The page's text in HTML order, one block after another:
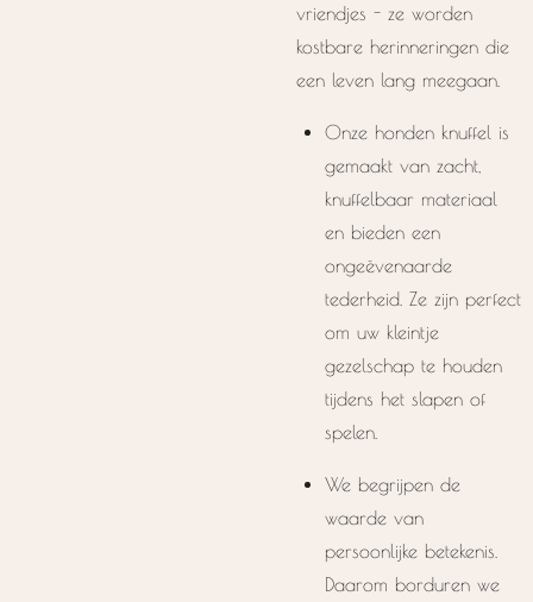
vriendjes - ze worden
kostbare herinneringen die
een leven lang meegaan.
Onze honden knuffel is
gemaakt van zacht,
knuffelbaar materiaal
en bieden een
ongeëvenaarde
tederheid. Ze zijn perfect
om uw kleintje
gezelschap te houden
tijdens het slapen of
spelen.
We begrijpen de
waarde van
persoonlijke betekenis.
Daarom borduren we